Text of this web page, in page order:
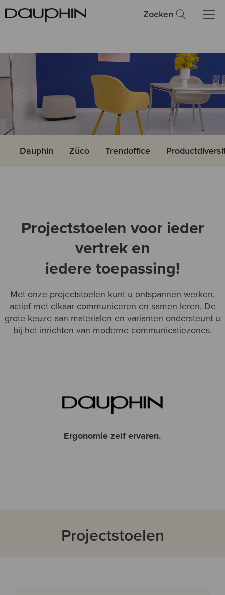
Zoeken
Dauphin Züco Trendoffice
Projectstoelen voor ieder
vertrek en
iedere toepassing!
Met onze projectstoelen kunt u ontspannen werken,
actief met elkaar communiceren en samen leren. De
grote keuze aan materialen en varianten ondersteunt u
bij het inrichten van moderne communicatiezones.
Ergonomie zelf ervaren.
Projectstoelen